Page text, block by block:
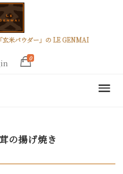
玄米パウダー」の LE GENMAI
0
の揚げ焼き